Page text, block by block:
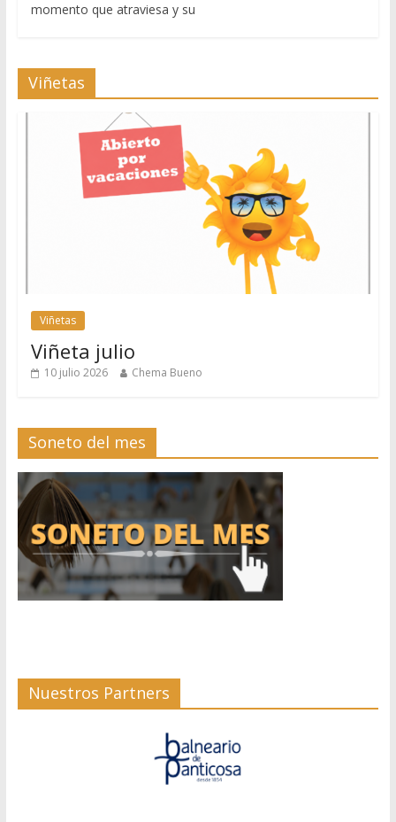
momento que atraviesa y su
Viñetas
Viñetas
Viñeta julio
10 julio 2026 Chema Bueno
Soneto del mes
Nuestros Partners